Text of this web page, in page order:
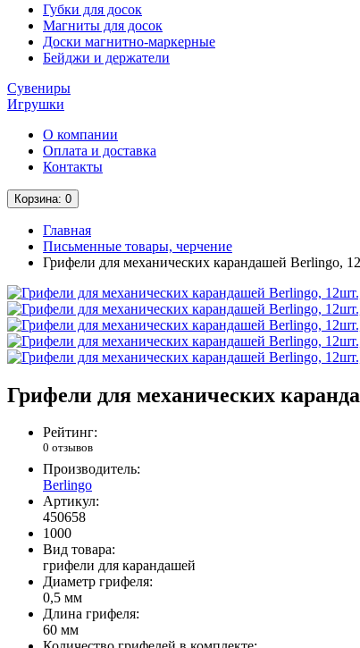
Губки для досок
Магниты для досок
Доски магнитно-маркерные
Бейджи и держатели
Сувениры
Игрушки
О компании
Оплата и доставка
Контакты
Корзина: 0
Главная
Письменные товары, черчение
Грифели для механических карандашей Berlingo,
Грифели для механических
Рейтинг:
0 отзывов
Производитель:
Berlingo
Артикул:
450658
1000
Вид товара:
грифели для карандашей
Диаметр грифеля:
0,5 мм
Длина грифеля:
60 мм